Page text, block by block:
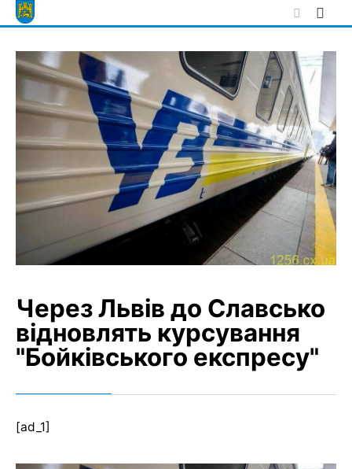
Skip
to
Через Львів до Славсько
відновлять курсування
"Бойківського експресу"
[ad_1]